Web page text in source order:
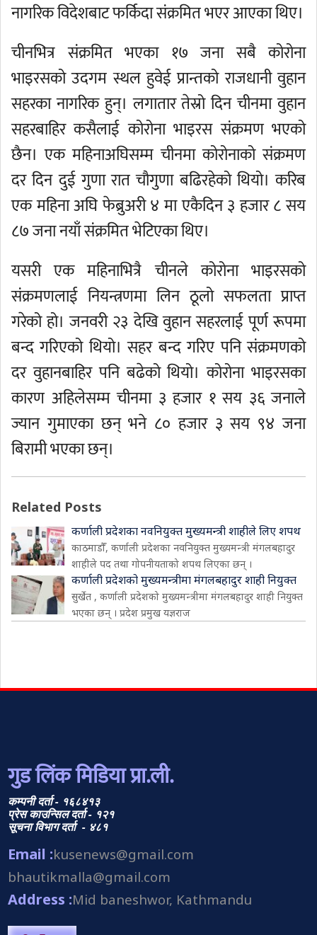
नागरिक विदेशबाट फर्किदा संक्रमित भएर आएका थिए।
चीनभित्र संक्रमित भएका १७ जना सबै कोरोना
भाइरसको उदगम स्थल हुवेई प्रान्तको राजधानी वुहान
सहरका नागरिक हुन्। लगातार तेस्रो दिन चीनमा वुहान
सहरबाहिर कसैलाई कोरोना भाइरस संक्रमण भएको
छैन। एक महिनाअघिसम्म चीनमा कोरोनाको संक्रमण
दर दिन दुई गुणा रात चौगुणा बढिरहेको थियो। करिब
एक महिना अघि फेब्रुअरी ४ मा एकैदिन ३ हजार ८ सय
८७ जना नयाँ संक्रमित भेटिएका थिए।
यसरी एक महिनाभित्रै चीनले कोरोना भाइरसको
संक्रमणलाई नियन्त्रणमा लिन ठूलो सफलता प्राप्त
गरेको हो। जनवरी २३ देखि वुहान सहरलाई पूर्ण रूपमा
बन्द गरिएको थियो। सहर बन्द गरिए पनि संक्रमणको
दर वुहानबाहिर पनि बढेको थियो। कोरोना भाइरसका
कारण अहिलेसम्म चीनमा ३ हजार १ सय ३६ जनाले
ज्यान गुमाएका छन् भने ८० हजार ३ सय ९४ जना
बिरामी भएका छन्।
Related Posts
कर्णाली प्रदेशका नवनियुक्त मुख्यमन्त्री शाहीले लिए शपथ
काठमाडौँ, कर्णाली प्रदेशका नवनियुक्त मुख्यमन्त्री मंगलबहादुर
शाहीले पद तथा गोपनीयताको शपथ लिएका छन् ।
कर्णाली प्रदेशको मुख्यमन्त्रीमा मंगलबहादुर शाही नियुक्त
सुर्खेत , कर्णाली प्रदेशको मुख्यमन्त्रीमा मंगलबहादुर शाही नियुक्त
भएका छन् । प्रदेश प्रमुख यज्ञराज
गुड लिंक मिडिया प्रा.ली.
कम्पनी दर्ता - १६८४१३
प्रेस काउन्सिल दर्ता - १२१
सूचना विभाग दर्ता - ४८१
Email :kusenews@gmail.com
bhautikmalla@gmail.com
Address :Mid baneshwor, Kathmandu